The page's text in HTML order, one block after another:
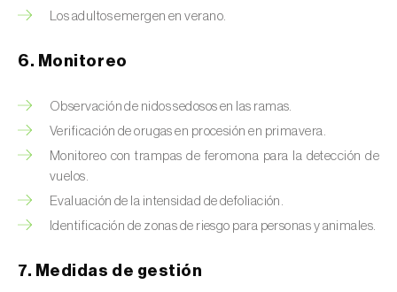
Chinche de los eucalyptus (
Chinche del tomate ( Nesidiocoris tenuis
Chinche europea de las semillas
Metopoplax ditomoides
Chinche harinosa de la vid (Planococcus
Chinche marrón marmolada (
Los adultos emergen en verano.
6. Monitoreo
Observación de nidos sedosos en las ramas.
Verificación de orugas en procesión en primavera.
Monitoreo con trampas de feromona para la detección de
vuelos.
Evaluación de la intensidad de defoliación.
Identificación de zonas de riesgo para personas y animales.
7. Medidas de gestión